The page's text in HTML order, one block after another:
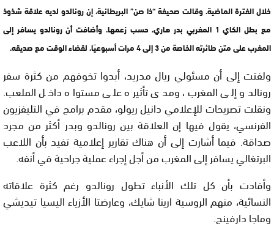
خلال الفترة الماضية. وقالت صحيفة “ذا صن” البريطانية، إن رونالدو لديه علاقة شذوذ
مع بطل الكاي 1 المغربي بدر هاري، حسب زعمها. وأضافت أن رونالدو يسافر إلى
المغرب على متن طائرته الخاصة من 3 إلى 4 مرات أسبوعيًا، لقضاء الوقت مع صديقه.
ولفتت إلى أن مسئولي ريال مدريد، أبدوا تخوفهم من كثرة سفر
رونالدو إلى المغرب، ومدى تأثيره على مستواه داخل الملعب.
ونقلت تصريحات للإعلامي دانيل ريولو، مقدم برامج في التليفزيون
الفرنسي، يقول فيها إن العلاقة بين رونالدو وبدر أكثر من مجرد
صداقة. فيما أشارت إلى أن هناك تقارير إعلامية تفيد بأن اللاعب
البرتغالي يسافر إلى المغرب من أجل إجراء عملية جراحية في أنفه.
وأفادت بأن كل تلك الأنباء تطول رونالدو رغم كثرة علاقاته
النسائية، منهم الروسية ارينا شايك، وعارضتا الأزياء اليسيا تيديشي
وماجا دارفينج.